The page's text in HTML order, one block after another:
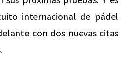
internacional de pádel
con dos nuevas citas